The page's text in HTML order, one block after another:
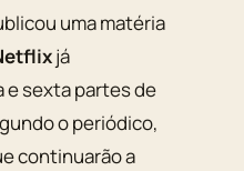
uma matéria
já
e sexta partes de
o periódico,
continuarão a